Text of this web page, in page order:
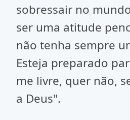
sobressair no
ser uma atitude
não tenha sempre
Esteja preparado
me livre, quer não,
a Deus".